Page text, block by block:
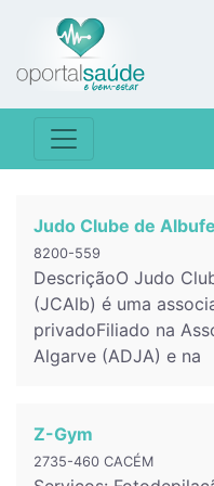
Judo Clube de
8200-559
DescriçãoO Judo
(JCAlb) é uma
privadoFiliado na
Algarve (ADJA) e na
Z-Gym
2735-460 CACÉM